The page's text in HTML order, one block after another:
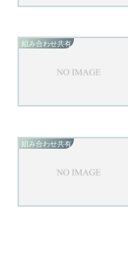
組み合わせ共有
組み合わせ共有